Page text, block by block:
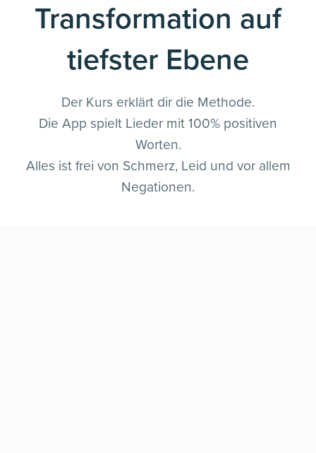
Transformation auf
tiefster Ebene
Der Kurs erklärt dir die Methode.
Die App spielt Lieder mit 100% positiven
Worten.
Alles ist frei von Schmerz, Leid und vor allem
Negationen.